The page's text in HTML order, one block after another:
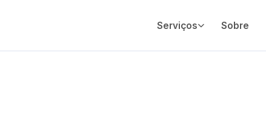
Serviços Sobre